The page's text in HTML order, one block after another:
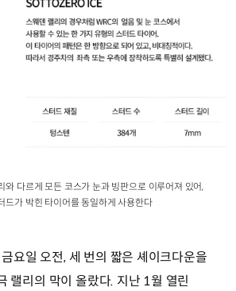
와 다르게 모든 코스가 눈과 빙판으로 이루어져 있어,
드가 박힌 타이어를 동일하게 사용한다
요일 오전, 세 번의 짧은 셰이크다운을
랠리의 막이 올랐다. 지난 1월 열린